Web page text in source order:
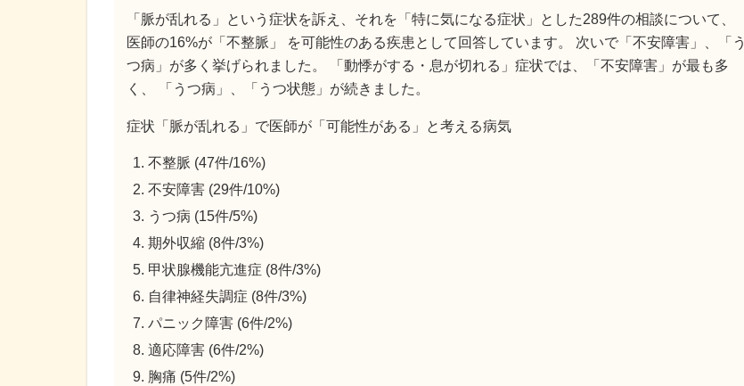
「脈が乱れる」という症状を訴え、それを「特に気になる症状」とした289件の相談について、
医師の16%が「不整脈」 を可能性のある疾患として回答しています。 次いで「不安障害」、「う
つ病」が多く挙げられました。 「動悸がする・息が切れる」症状では、「不安障害」が最も多
く、 「うつ病」、「うつ状態」が続きました。
症状「脈が乱れる」で医師が「可能性がある」と考える病気
不整脈 (47件/16%)
不安障害 (29件/10%)
うつ病 (15件/5%)
期外収縮 (8件/3%)
甲状腺機能亢進症 (8件/3%)
自律神経失調症 (8件/3%)
パニック障害 (6件/2%)
適応障害 (6件/2%)
胸痛 (5件/2%)